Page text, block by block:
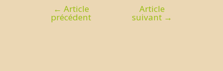
Navigation
← Article
précédent
Article
suivant →